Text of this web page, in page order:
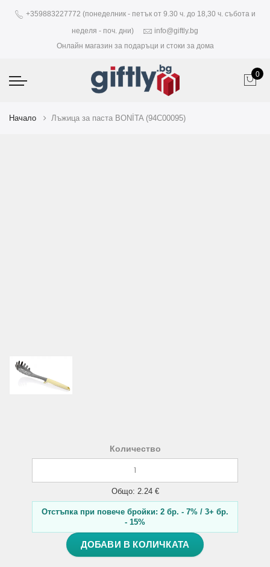
+359883227772 (понеделник - петък от 9.30 ч. до 18,30 ч. събота и
неделя - поч. дни)
info@giftly.bg
Онлайн магазин за подаръци и стоки за дома
0
Начало Лъжица за паста BONİTA (94C00095)
Количество
Общо: 2.24 €
Отстъпка при повече бройки: 2 бр. - 7% / 3+ бр.
- 15%
ДОБАВИ В КОЛИЧКАТА